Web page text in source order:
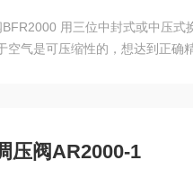
用三位中封式或中压
空气是可压缩性的，想达到正确
压阀AR2000-1